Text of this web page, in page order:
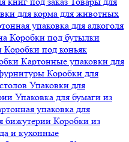
для корма для животных
упаковка для алкоголя
Коробки под бутылки
Коробки под коньяк
Картонные упаковки для
Коробки для
Упаковки для
Упаковка для бумаги из
упаковка для
бижутерии Коробки из
и кухонные